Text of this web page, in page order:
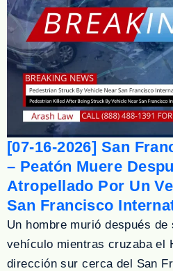
[07-16-2026] San
– Peatón Muere
Atropellado Por Un
San Francisco
Un hombre murió después
vehículo mientras cruzaba el
dirección sur cerca del San